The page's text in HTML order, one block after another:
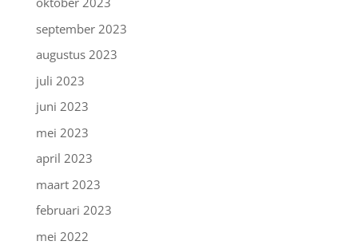
september 2023
augustus 2023
juli 2023
juni 2023
mei 2023
april 2023
maart 2023
februari 2023
mei 2022